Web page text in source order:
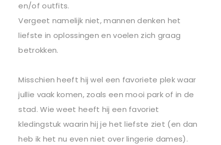
en/of outfits.
Vergeet namelijk niet, mannen denken het
liefste in oplossingen en voelen zich graag
betrokken.
Misschien heeft hij wel een favoriete plek waar
jullie vaak komen, zoals een mooi park of in de
stad. Wie weet heeft hij een favoriet
kledingstuk waarin hij je het liefste ziet (en dan
heb ik het nu even niet over lingerie dames).